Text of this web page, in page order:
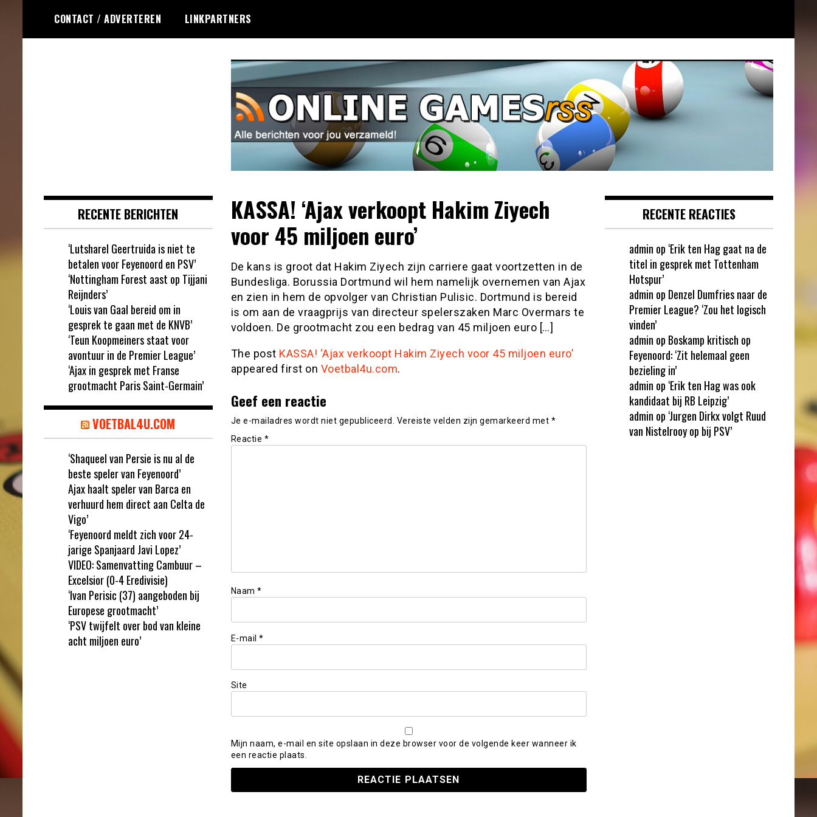
de
CONTACT / ADVERTEREN LINKPARTNERS
KASSA! ‘Ajax verkoopt Hakim Ziyech
voor 45 miljoen euro’
De kans is groot dat Hakim Ziyech zijn carriere gaat voortzetten in de
Bundesliga. Borussia Dortmund wil hem namelijk overnemen van Ajax
en zien in hem de opvolger van Christian Pulisic. Dortmund is bereid
is om aan de vraagprijs van directeur spelerszaken Marc Overmars te
voldoen. De grootmacht zou een bedrag van 45 miljoen euro […]
The post KASSA! ‘Ajax verkoopt Hakim Ziyech voor 45 miljoen euro’
appeared first on Voetbal4u.com.
Geef een reactie
Je e-mailadres wordt niet gepubliceerd. Vereiste velden zijn gemarkeerd met *
Reactie *
Naam *
E-mail *
Site
Mijn naam, e-mail en site opslaan in deze browser voor de volgende keer wanneer ik
een reactie plaats.
RECENTE BERICHTEN
‘Lutsharel Geertruida is niet te
betalen voor Feyenoord en PSV’
‘Nottingham Forest aast op Tijjani
Reijnders’
‘Louis van Gaal bereid om in
gesprek te gaan met de KNVB’
‘Teun Koopmeiners staat voor
avontuur in de Premier League’
‘Ajax in gesprek met Franse
grootmacht Paris Saint-Germain’
VOETBAL4U.COM
‘Shaqueel van Persie is nu al de
beste speler van Feyenoord’
Ajax haalt speler van Barca en
verhuurd hem direct aan Celta de
Vigo’
‘Feyenoord meldt zich voor 24-
jarige Spanjaard Javi Lopez’
VIDEO: Samenvatting Cambuur –
Excelsior (0-4 Eredivisie)
‘Ivan Perisic (37) aangeboden bij
Europese grootmacht’
‘PSV twijfelt over bod van kleine
acht miljoen euro’
RECENTE REACTIES
admin op ‘Erik ten Hag gaat na de
titel in gesprek met Tottenham
Hotspur’
admin op Denzel Dumfries naar de
Premier League? ‘Zou het logisch
vinden’
admin op Boskamp kritisch op
Feyenoord: ‘Zit helemaal geen
bezieling in’
admin op ‘Erik ten Hag was ook
kandidaat bij RB Leipzig’
admin op ‘Jurgen Dirkx volgt Ruud
van Nistelrooy op bij PSV’